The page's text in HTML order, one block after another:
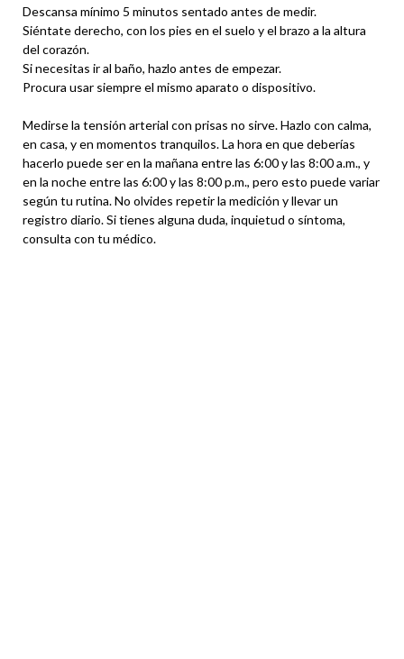
Descansa mínimo 5 minutos sentado antes de medir.
Siéntate derecho, con los pies en el suelo y el brazo a la altura
del corazón.
Si necesitas ir al baño, hazlo antes de empezar.
Procura usar siempre el mismo aparato o dispositivo.
Medirse la tensión arterial con prisas no sirve. Hazlo con calma,
en casa, y en momentos tranquilos. La hora en que deberías
hacerlo puede ser en la mañana entre las 6:00 y las 8:00 a.m., y
en la noche entre las 6:00 y las 8:00 p.m., pero esto puede variar
según tu rutina. No olvides repetir la medición y llevar un
registro diario. Si tienes alguna duda, inquietud o síntoma,
consulta con tu médico.